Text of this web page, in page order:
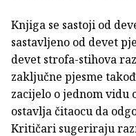
Knjiga se sastoji od
sastavljeno od devet
devet strofa-stihova
zaključne pjesme
zacijelo o jednom vidu
ostavlja čitaocu da
Kritičari sugeriraju